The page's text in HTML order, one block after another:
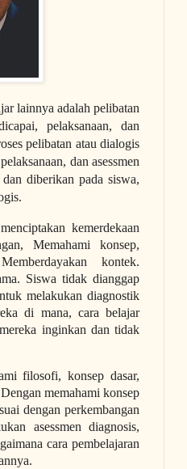
lainnya adalah pelibatan
pelaksanaan, dan
pelibatan atau dialogis
dan asessmen
diberikan pada siswa,
kemerdekaan
Memahami konsep,
kontek.
Siswa tidak dianggap
melakukan diagnostik
di mana, cara belajar
inginkan dan tidak
filosofi, konsep dasar,
memahami konsep
dengan perkembangan
asessmen diagnosis,
cara pembelajaran